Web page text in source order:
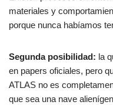
materiales y
porque nunca habíamos
Segunda posibilidad: la
en papers oficiales, pero
ATLAS no es
que sea una nave